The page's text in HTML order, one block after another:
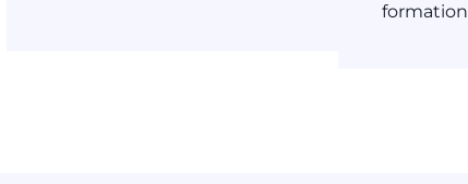
formation